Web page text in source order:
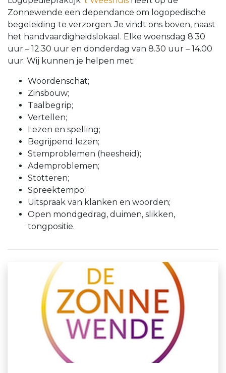
Zonnewende een dependance om logopedische
begeleiding te verzorgen. Je vindt ons boven, naast
het handvaardigheidslokaal. Elke woensdag 8.30
uur – 12.30 uur en donderdag van 8.30 uur – 14.00
uur. Wij kunnen je helpen met:
Woordenschat;
Zinsbouw;
Taalbegrip;
Vertellen;
Lezen en spelling;
Begrijpend lezen;
Stemproblemen (heesheid);
Ademproblemen;
Stotteren;
Spreektempo;
Uitspraak van klanken en woorden;
Open mondgedrag, duimen, slikken,
tongpositie.